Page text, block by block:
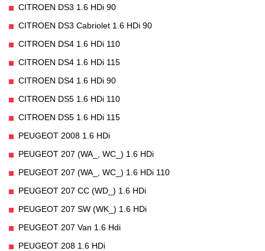
CITROEN DS3 1.6 HDi 90
CITROEN DS3 Cabriolet 1.6 HDi 90
CITROEN DS4 1.6 HDi 110
CITROEN DS4 1.6 HDi 115
CITROEN DS4 1.6 HDi 90
CITROEN DS5 1.6 HDi 110
CITROEN DS5 1.6 HDi 115
PEUGEOT 2008 1.6 HDi
PEUGEOT 207 (WA_, WC_) 1.6 HDi
PEUGEOT 207 (WA_, WC_) 1.6 HDi 110
PEUGEOT 207 CC (WD_) 1.6 HDi
PEUGEOT 207 SW (WK_) 1.6 HDi
PEUGEOT 207 Van 1.6 Hdi
PEUGEOT 208 1.6 HDi